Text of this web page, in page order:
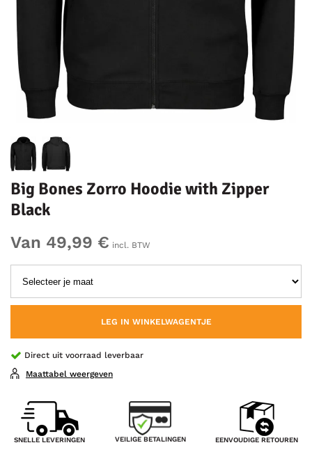
Big Bones Zorro Hoodie with Zipper
Black
Van 49,99 € incl. BTW
LEG IN WINKELWAGENTJE
Direct uit voorraad leverbaar
Maattabel weergeven
SNELLE LEVERINGEN VEILIGE BETALINGEN EENVOUDIGE RETOUREN